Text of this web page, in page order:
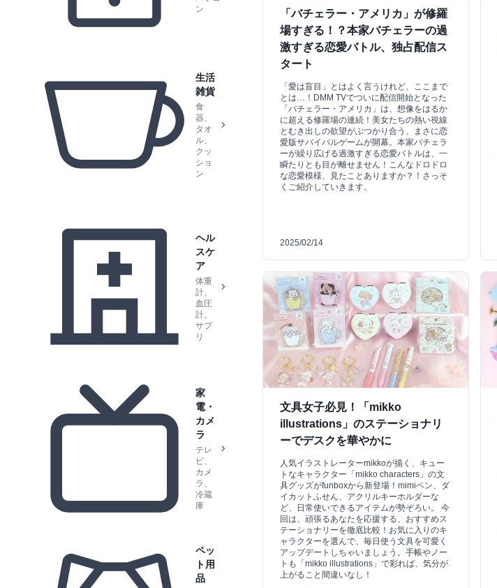
ン
生活
雑貨
食
器、
タオ
ル、
クッ
ショ
ン
ヘル
スケ
ア
体重
計、
血圧
計、
サプ
リ
家
電・
カメ
ラ
テレ
ビ、
カメ
ラ、
冷蔵
庫
ペッ
ト用
品
「バチェラー・アメリカ」が修羅
場すぎる！？本家バチェラーの過
激すぎる恋愛バトル、独占配信ス
タート
「愛は盲目」とはよく言うけれど、ここまで
とは…！DMM TVでついに配信開始となった
「バチェラー・アメリカ」は、想像をはるか
に超える修羅場の連続！美女たちの熱い視線
とむき出しの欲望がぶつかり合う、まさに恋
愛版サバイバルゲームが開幕。本家バチェラ
ーが繰り広げる過激すぎる恋愛バトルは、一
瞬たりとも目が離せません！こんなドロドロ
な恋愛模様、見たことありますか？！さっそ
くご紹介していきます。
2025/02/14
文具女子必見！「mikko
illustrations」のステーショナリ
ーでデスクを華やかに
人気イラストレーターmikkoが描く、キュー
トなキャラクター「mikko characters」の文
具グッズがfunboxから新登場！mimiペン、ダ
イカットふせん、アクリルキーホルダーな
ど、日常使いできるアイテムが勢ぞろい。 今
回は、頑張るあなたを応援する、おすすめス
テーショナリーを徹底比較！お気に入りのキ
ャラクターを選んで、毎日使う文具を可愛く
アップデートしちゃいましょう。手帳やノー
トも「mikko illustrations」で彩れば、気分が
上がること間違いなし！